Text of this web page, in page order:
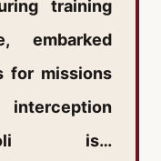
training
embarked
for missions
is…